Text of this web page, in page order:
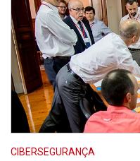
CIBERSEGURANÇA